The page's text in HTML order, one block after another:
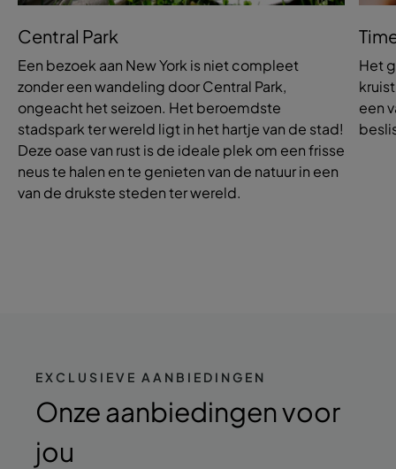
Central Park
Een bezoek aan New York is niet compleet
zonder een wandeling door Central Park,
ongeacht het seizoen. Het beroemdste
stadspark ter wereld ligt in het hartje van de stad!
Deze oase van rust is de ideale plek om een frisse
neus te halen en te genieten van de natuur in een
van de drukste steden ter wereld.
Het
een
EXCLUSIEVE AANBIEDINGEN
Onze aanbiedingenvoor
jou